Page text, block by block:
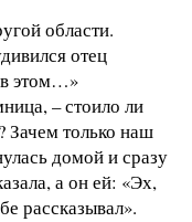
области.
отец
этом…»
– стоило ли
Зачем только наш
домой и сразу
а он ей: «Эх,
рассказывал».